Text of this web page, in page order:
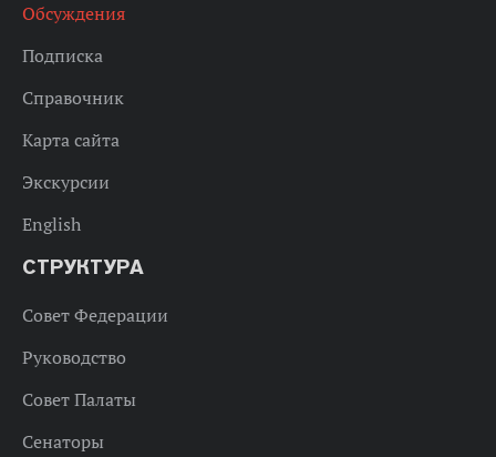
Обсуждения
Подписка
Справочник
Карта сайта
Экскурсии
English
СТРУКТУРА
Совет Федерации
Руководство
Совет Палаты
Сенаторы